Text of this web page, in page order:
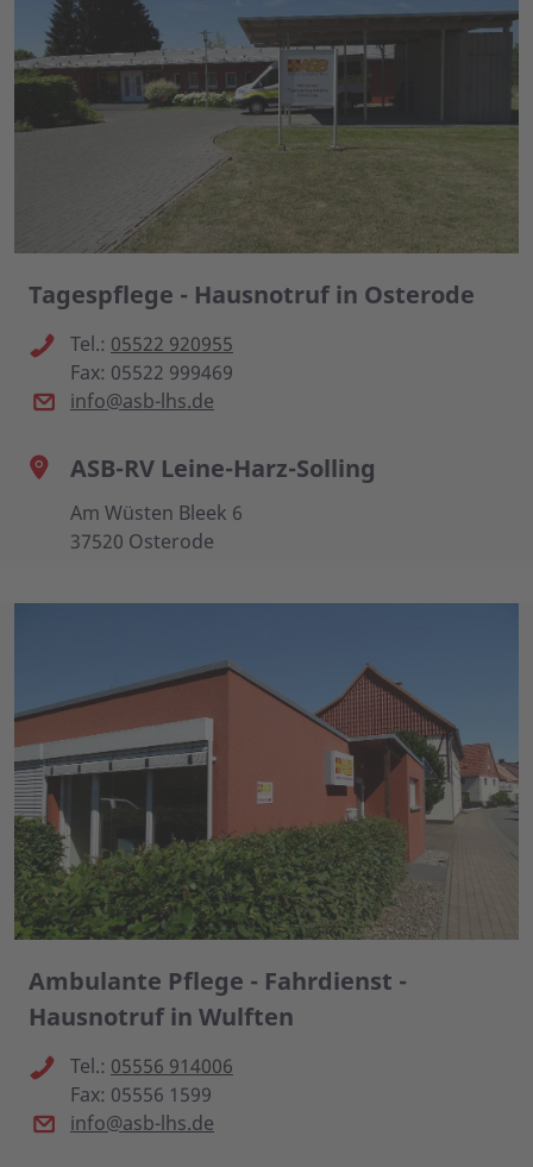
Tagespflege - Hausnotruf in Osterode
Tel.: 05522 920955
Fax: 05522 999469
info@asb-lhs.de
ASB-RV Leine-Harz-Solling
Am Wüsten Bleek 6
37520 Osterode
Ambulante Pflege - Fahrdienst -
Hausnotruf in Wulften
Tel.: 05556 914006
Fax: 05556 1599
info@asb-lhs.de